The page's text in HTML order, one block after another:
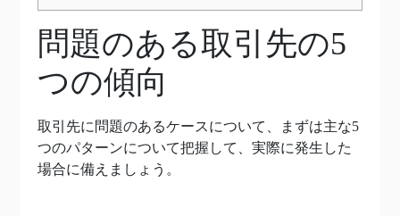
問題のある取引先の5
つの傾向
取引先に問題のあるケースについて、まずは主な5
つのパターンについて把握して、実際に発生した
場合に備えましょう。